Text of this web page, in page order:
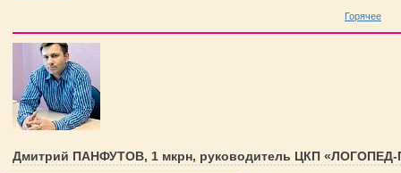
Горячее
Дмитрий ПАНФУТОВ, 1 мкрн, руководитель ЦКП